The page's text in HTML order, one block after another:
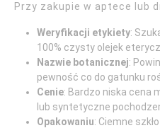
Przy zakupie w aptece lub
Weryfikacji etykiety:
100% czysty olejek
Nazwie botanicznej:
pewność co do gatunku
Cenie: Bardzo niska cena
lub syntetyczne
Opakowaniu: Ciemne